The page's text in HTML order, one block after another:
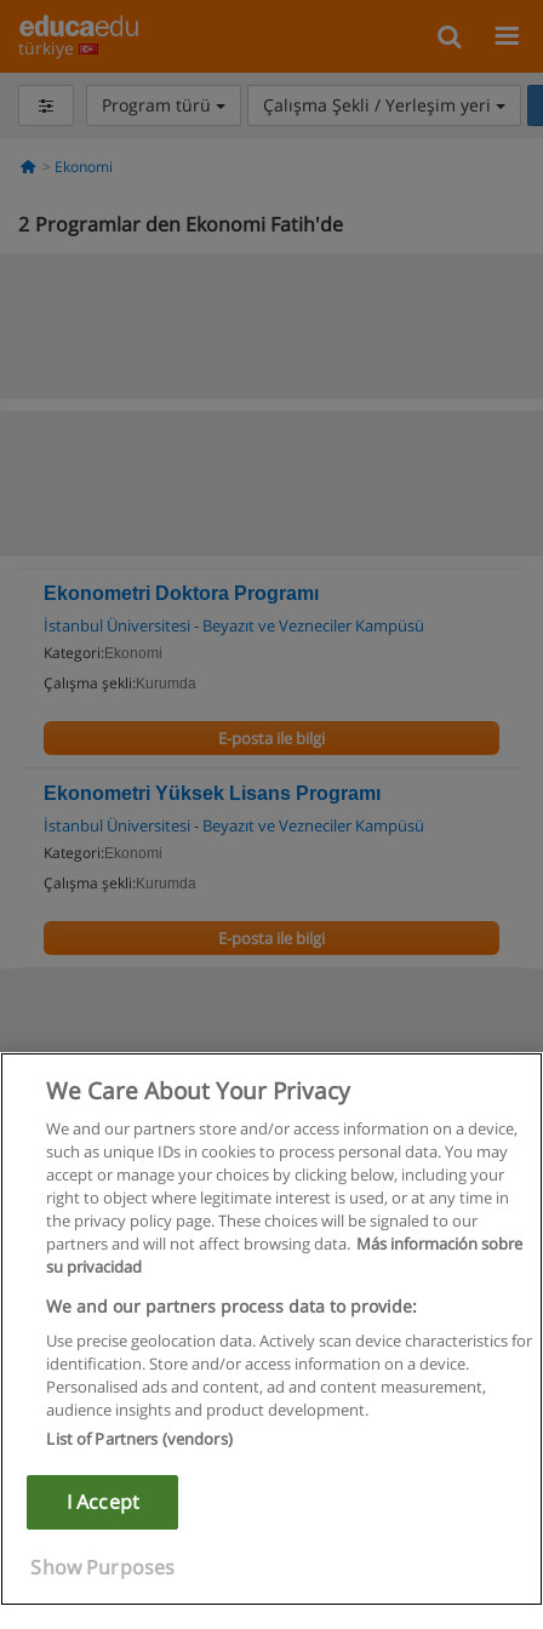
türkiye
Program türü Çalışma Şekli / Yerleşim yeri
Ekonomi
2 Programlar den Ekonomi Fatih'de
Ekonometri Doktora Programı
İstanbul Üniversitesi - Beyazıt ve Vezneciler Kampüsü
Kategori: Ekonomi
Çalışma şekli: Kurumda
E-posta ile bilgi
Ekonometri Yüksek Lisans Programı
İstanbul Üniversitesi - Beyazıt ve Vezneciler Kampüsü
Kategori: Ekonomi
Çalışma şekli: Kurumda
E-posta ile bilgi
Kullanım koşulları
Gizlilik politikası
Copyright © Educaedu Business S.L. - CIF : B-95610580: -
We Care About Your Privacy
We and our partners store and/or access information on a device,
such as unique IDs in cookies to process personal data. You may
accept or manage your choices by clicking below, including your
right to object where legitimate interest is used, or at any time in
the privacy policy page. These choices will be signaled to our
partners and will not affect browsing data. Más información sobre
su privacidad
We and our partners process data to provide:
Use precise geolocation data. Actively scan device characteristics for
identification. Store and/or access information on a device.
Personalised ads and content, ad and content measurement,
audience insights and product development.
List of Partners (vendors)
I Accept
Show Purposes